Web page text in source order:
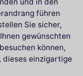
und in den
führen
Sie sicher,
gewünschten
können,
dieses einzigartige